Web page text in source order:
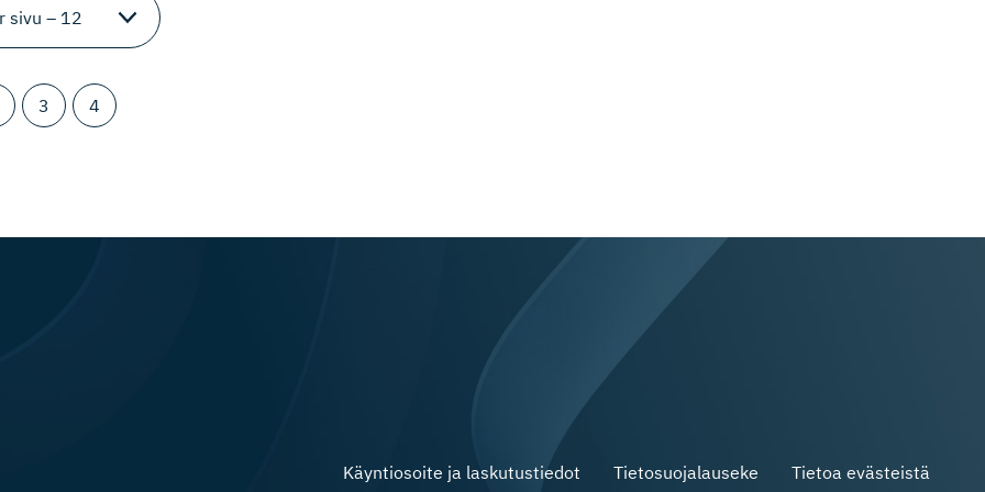
3 4
Käyntiosoite ja laskutustiedot Tietosuojalauseke Tietoa evästeistä